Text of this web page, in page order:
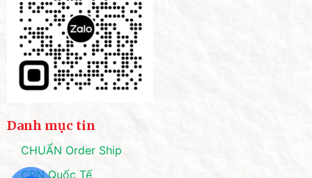
Danh mục tin
CHUẨN Order Ship
CPN Quốc Tế